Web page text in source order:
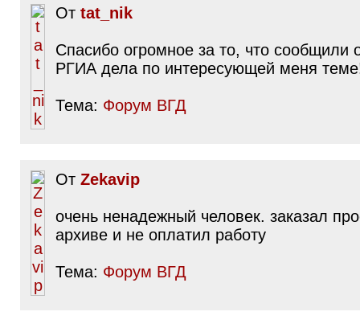
От tat_nik
Спасибо огромное за то, что сообщили
РГИА дела по интересующей меня
Тема: Форум ВГД
От Zekavip
очень ненадежный человек. заказал
архиве и не оплатил работу
Тема: Форум ВГД